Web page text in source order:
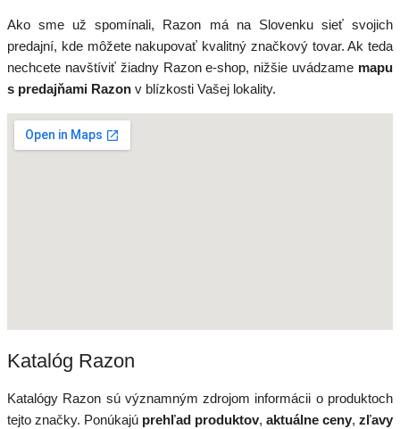
Ako sme už spomínali, Razon má na Slovenku sieť svojich
predajní, kde môžete nakupovať kvalitný značkový tovar. Ak teda
nechcete navštíviť žiadny Razon e-shop, nižšie uvádzame mapu
s predajňami Razon v blízkosti Vašej lokality.
Katalóg Razon
Katalógy Razon sú významným zdrojom informácii o produktoch
tejto značky. Ponúkajú prehľad produktov, aktuálne ceny, zľavy